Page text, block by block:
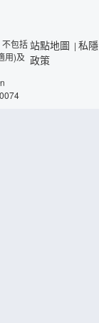
包括
用)及
站點地圖 | 私隱
政策